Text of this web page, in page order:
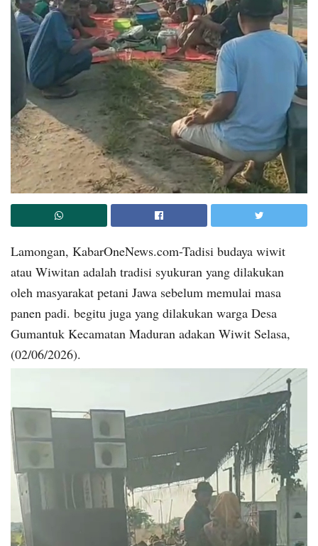
Lamongan, KabarOneNews.com-Tadisi budaya wiwit
atau Wiwitan adalah tradisi syukuran yang dilakukan
oleh masyarakat petani Jawa sebelum memulai masa
panen padi. begitu juga yang dilakukan warga Desa
Gumantuk Kecamatan Maduran adakan Wiwit Selasa,
(02/06/2026).